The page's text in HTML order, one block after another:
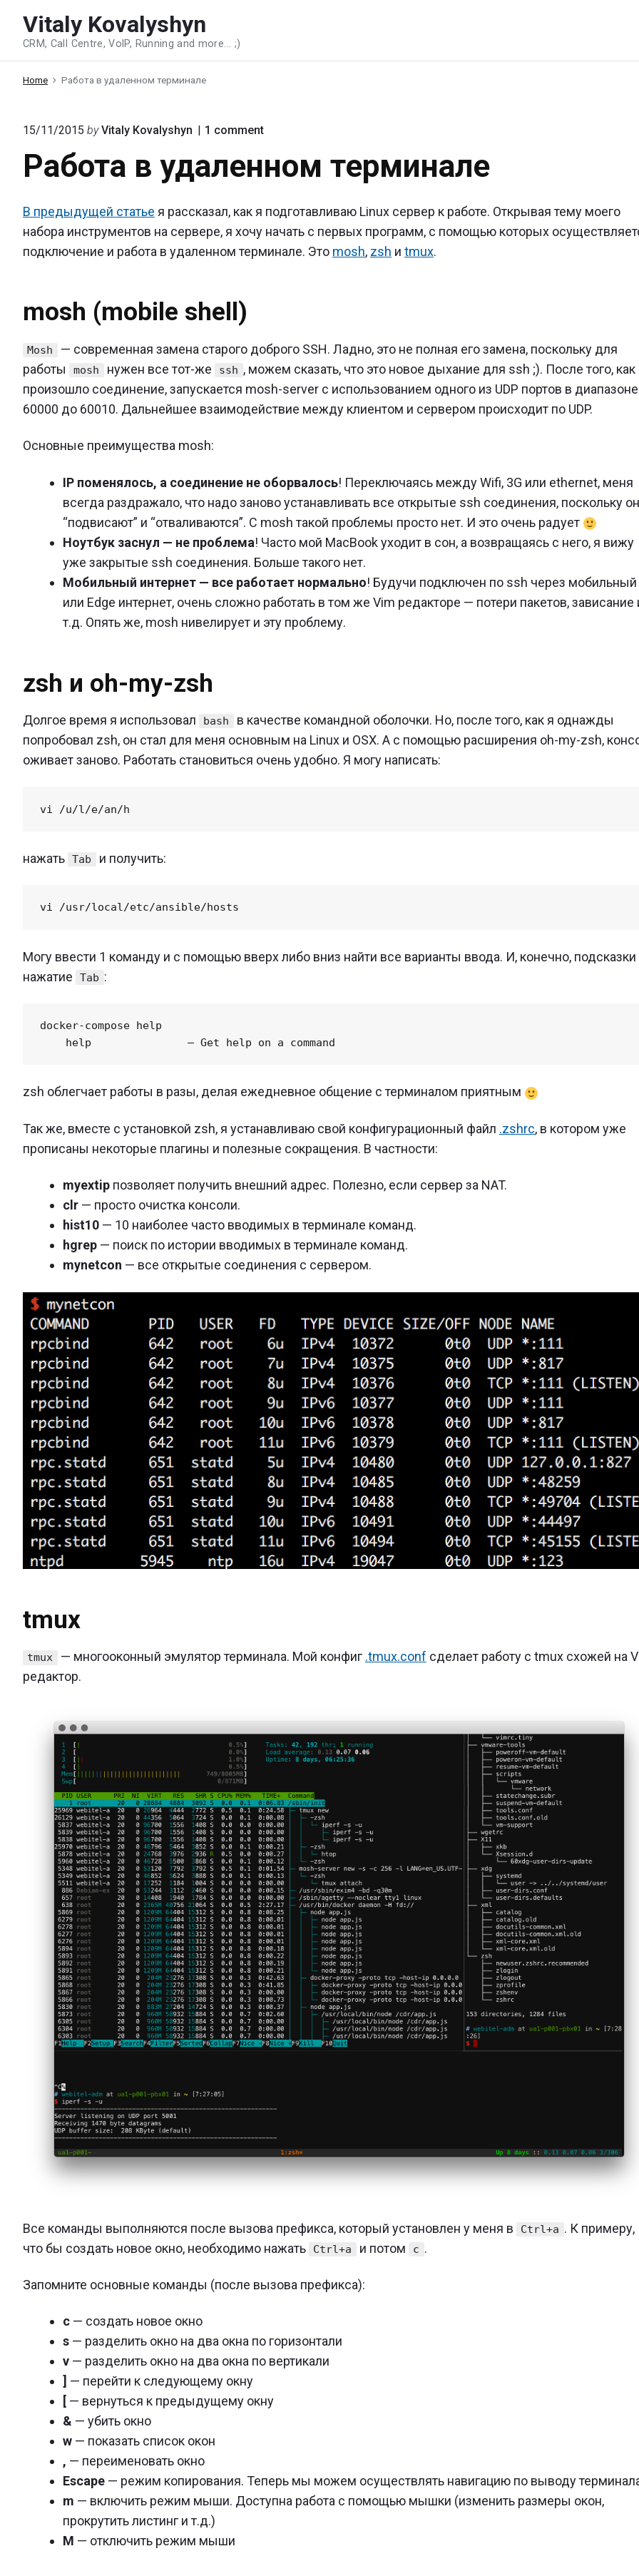
content
Vitaly Kovalyshyn
CRM, Call Centre, VoIP, Running and more... ;)
Home Работа в удаленном терминале
15/11/2015 by Vitaly Kovalyshyn 1 commenton
в
удаленном
Работа в удаленном терминале
В предыдущей статье я рассказал, как я подготавливаю Linux сервер к работе. Открывая тему моего
набора инструментов на сервере, я хочу начать с первых программ, с помощью которых
подключение и работа в удаленном терминале. Это mosh, zsh и tmux.
mosh (mobile shell)
Mosh
— современная замена старого доброго SSH. Ладно, это не полная его замена, поскольку для
работы
mosh нужен все тот-же ssh , можем сказать, что это новое дыхание для ssh ;). После того, как
произошло соединение, запускается mosh-server с использованием одного из UDP портов в
60000 до 60010. Дальнейшее взаимодействие между клиентом и сервером происходит по UDP.
Основные преимущества mosh:
IP поменялось, а соединение не оборвалось! Переключаясь между Wifi, 3G или ethernet, меня
всегда раздражало, что надо заново устанавливать все открытые ssh соединения, поскольку
“подвисают” и “отваливаются”. С mosh такой проблемы просто нет. И это очень радует
Ноутбук заснул — не проблема! Часто мой MacBook уходит в сон, а возвращаясь с него, я вижу
уже закрытые ssh соединения. Больше такого нет.
Мобильный интернет — все работает нормально! Будучи подключен по ssh через мобильный
или Edge интернет, очень сложно работать в том же Vim редакторе — потери пакетов, зависание
т.д. Опять же, mosh нивелирует и эту проблему.
zsh и oh-my-zsh
Долгое время я использовал bash
в качестве командной оболочки. Но, после того, как я однажды
попробовал zsh, он стал для меня основным на Linux и OSX. А с помощью расширения oh-my-zsh,
оживает заново. Работать становиться очень удобно. Я могу написать:
нажать Tab и получить:
Могу ввести 1 команду и с помощью вверх либо вниз найти все варианты ввода. И, конечно, подсказки
нажатие
Tab :
docker-compose help
zsh облегчает работы в разы, делая ежедневное общение с терминалом приятным
Так же, вместе с установкой zsh, я устанавливаю свой конфигурационный файл .zshrc, в котором уже
прописаны некоторые плагины и полезные сокращения. В частности:
myextip позволяет получить внешний адрес. Полезно, если сервер за NAT.
clr — просто очистка консоли.
hist10 — 10 наиболее часто вводимых в терминале команд.
hgrep — поиск по истории вводимых в терминале команд.
mynetcon — все открытые соединения с сервером.
tmux
tmux — многооконный эмулятор терминала. Мой конфиг .tmux.conf сделает работу с tmux схожей на
редактор.
Все команды выполняются после вызова префикса, который установлен у меня в Ctrl+a . К примеру,
что бы создать новое окно, необходимо нажать
Ctrl+a и потом c .
Запомните основные команды (после вызова префикса):
c — создать новое окно
s — разделить окно на два окна по горизонтали
v — разделить окно на два окна по вертикали
] — перейти к следующему окну
[ — вернуться к предыдущему окну
& — убить окно
w — показать список окон
, — переименовать окно
Escape — режим копирования. Теперь мы можем осуществлять навигацию по выводу
m — включить режим мыши. Доступна работа с помощью мышки (изменить размеры окон,
прокрутить листинг и т.д.)
M — отключить режим мыши